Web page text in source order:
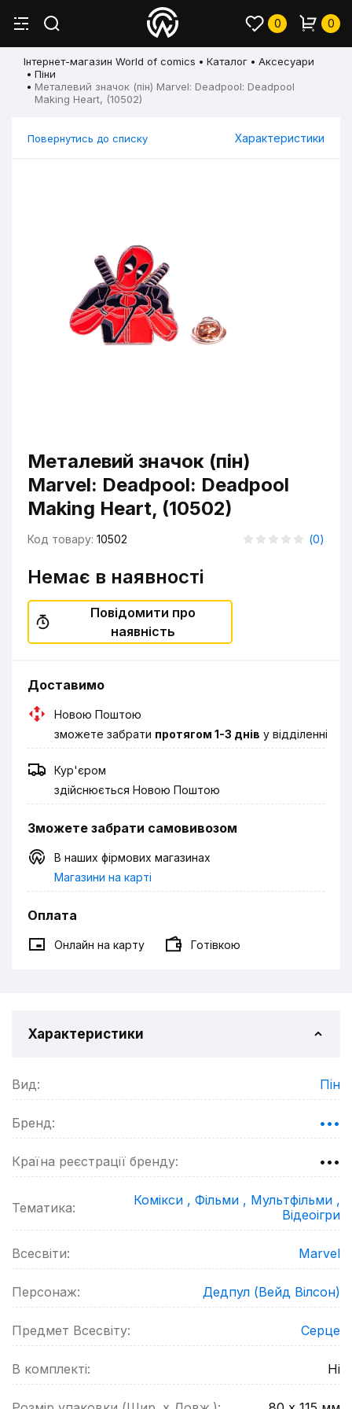
0 0
Інтернет-магазин World of comics Каталог
Аксесуари
Піни
Металевий значок (пін) Marvel: Deadpool: Deadpool
Making Heart, (10502)
Повернутись до списку Характеристики
Металевий значок (пін)
Marvel: Deadpool: Deadpool
Making Heart, (10502)
Код товару: 10502 (0)
Немає в наявності
Повідомити про
наявність
Доставимо
Новою Поштою
зможете забрати протягом 1-3 днів у відділенні
Кур'єром
здійснюється Новою Поштою
Зможете забрати самовивозом
В наших фірмових магазинах
Магазини на карті
Оплата
Онлайн на карту Готівкою
Характеристики
Вид: Пін
Бренд: •••
Країна реєстрації бренду: •••
Тематика: Комікси , Фільми , Мультфільми ,
Відеоігри
Всесвіти: Marvel
Персонаж: Дедпул (Вейд Вілсон)
Предмет Всесвіту: Серце
В комплекті: Ні